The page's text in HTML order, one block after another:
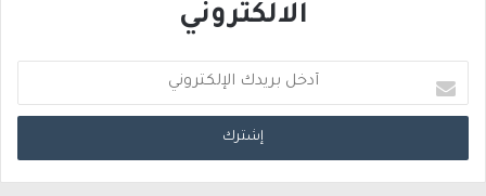
الالكتروني
د
خ